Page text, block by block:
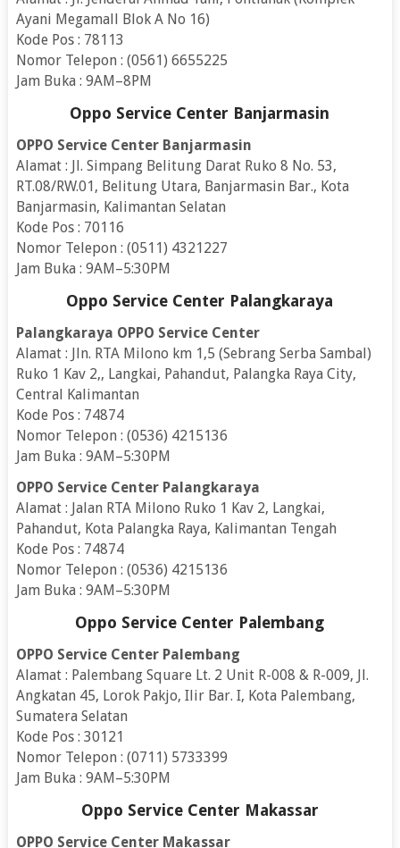
Ayani Megamall Blok A No 16)
Kode Pos : 78113
Nomor Telepon : (0561) 6655225
Jam Buka : 9AM–8PM
Oppo Service Center Banjarmasin
OPPO Service Center Banjarmasin
Alamat : Jl. Simpang Belitung Darat Ruko 8 No. 53,
RT.08/RW.01, Belitung Utara, Banjarmasin Bar., Kota
Banjarmasin, Kalimantan Selatan
Kode Pos : 70116
Nomor Telepon : (0511) 4321227
Jam Buka : 9AM–5:30PM
Oppo Service Center Palangkaraya
Palangkaraya OPPO Service Center
Alamat : Jln. RTA Milono km 1,5 (Sebrang Serba Sambal)
Ruko 1 Kav 2,, Langkai, Pahandut, Palangka Raya City,
Central Kalimantan
Kode Pos : 74874
Nomor Telepon : (0536) 4215136
Jam Buka : 9AM–5:30PM
OPPO Service Center Palangkaraya
Alamat : Jalan RTA Milono Ruko 1 Kav 2, Langkai,
Pahandut, Kota Palangka Raya, Kalimantan Tengah
Kode Pos : 74874
Nomor Telepon : (0536) 4215136
Jam Buka : 9AM–5:30PM
Oppo Service Center Palembang
OPPO Service Center Palembang
Alamat : Palembang Square Lt. 2 Unit R-008 & R-009, Jl.
Angkatan 45, Lorok Pakjo, Ilir Bar. I, Kota Palembang,
Sumatera Selatan
Kode Pos : 30121
Nomor Telepon : (0711) 5733399
Jam Buka : 9AM–5:30PM
Oppo Service Center Makassar
OPPO Service Center Makassar